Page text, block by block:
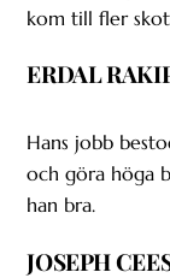
kom till fler
ERDAL
Hans jobb
och göra höga
han bra.
JOSEPH